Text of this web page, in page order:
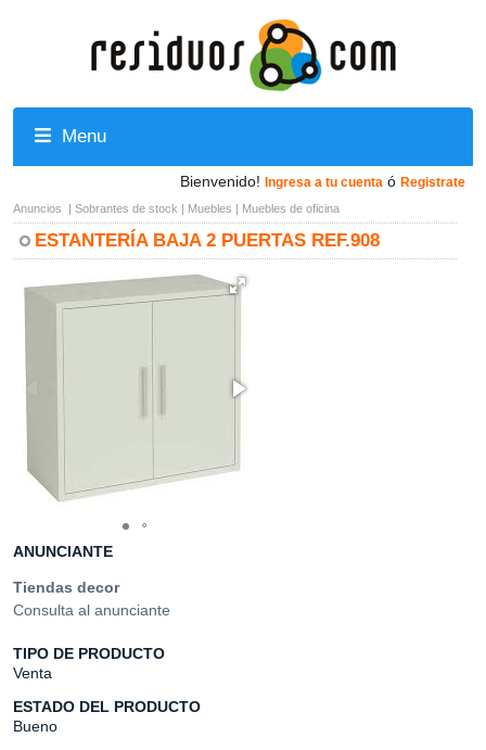
Menu
Bienvenido! Ingresa a tu cuenta ó Registrate
Anuncios | Sobrantes de stock | Muebles | Muebles de oficina
ESTANTERÍA BAJA 2 PUERTAS REF.908
ANUNCIANTE
Tiendas decor
Consulta al anunciante
TIPO DE PRODUCTO
Venta
ESTADO DEL PRODUCTO
Bueno